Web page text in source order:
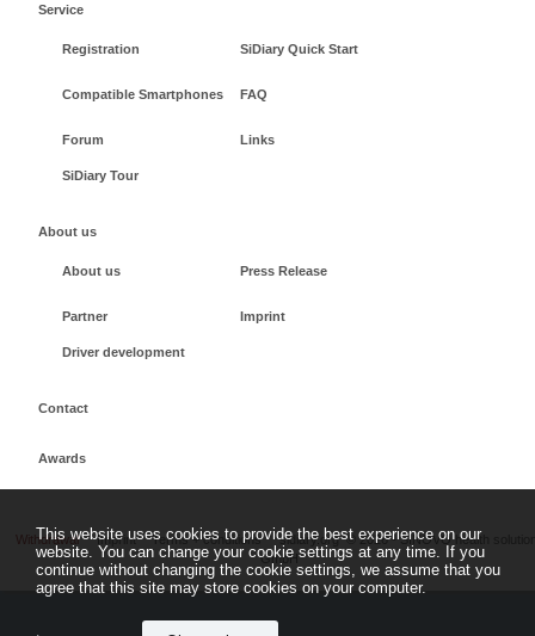
Service
Registration SiDiary Quick Start
Compatible Smartphones FAQ
Forum Links
SiDiary Tour
About us
About us Press Release
Partner Imprint
Driver development
Contact
Awards
Withdrawal Imprint Terms + conditions sidiary.org © 2026 - SINOVO health
GmbH
This website uses cookies to provide the best experience on our
website. You can change your cookie settings at any time. If you
continue without changing the cookie settings, we assume that you
agree that this site may store cookies on your computer.